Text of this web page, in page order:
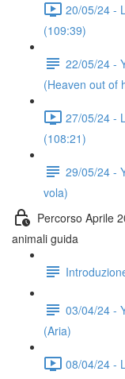
20/05/24 -
(109:39)
22/05/24 -
(Heaven out of
27/05/24 -
(108:21)
29/05/24 -
vola)
Percorso Aprile
animali guida
03/04/24 -
(Aria)
08/04/24 -